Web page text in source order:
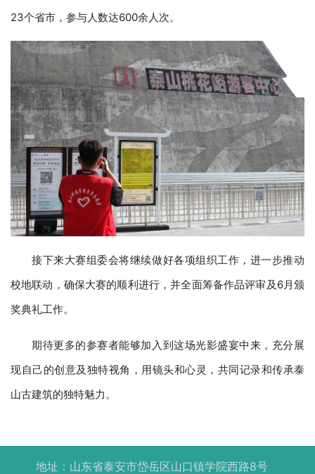
23个省市，参与人数达600余人次。
接下来大赛组委会将继续做好各项组织工作，进一步推动
校地联动，确保大赛的顺利进行，并全面筹备作品评审及6月颁
奖典礼工作。
期待更多的参赛者能够加入到这场光影盛宴中来，充分展
现自己的创意及独特视角，用镜头和心灵，共同记录和传承泰
山古建筑的独特魅力。
地址：山东省泰安市岱岳区山口镇学院西路8号